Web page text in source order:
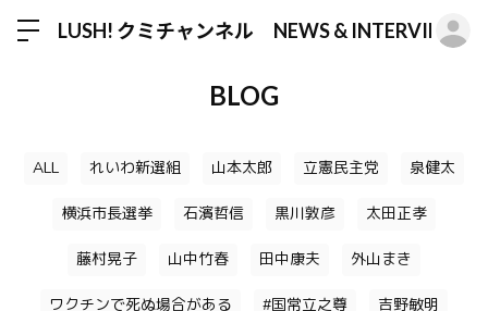
LUSH! クミチャンネル NEWS & INTERVIEW
BLOG
ALL れいわ新選組 山本太郎 立憲民主党 泉健太
横浜市長選挙 石濱哲信 黒川敦彦 太田正孝
藤村晃子 山中竹春 田中康夫 外山まき
ワクチンで死ぬ場合がある #国常立之尊 吉野敏明